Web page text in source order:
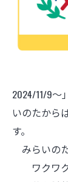
2024/11/9～
いのたから
す。
みらいの
ワクワク